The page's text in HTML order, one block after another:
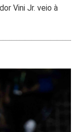
Vini Jr. veio à